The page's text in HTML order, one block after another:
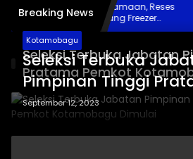
Breaking News
Pelayanan Keagamaan, Reses
Wenas Sumbang Freezer
untuk Umat Hindu di Mopugad
Seleksi Terbuka Jabatan
Pratama Pemkot
Kotamobagu
Seleksi Terbuka
Pimpinan Tinggi
Kotamobagu Dimulai
September 12, 2023